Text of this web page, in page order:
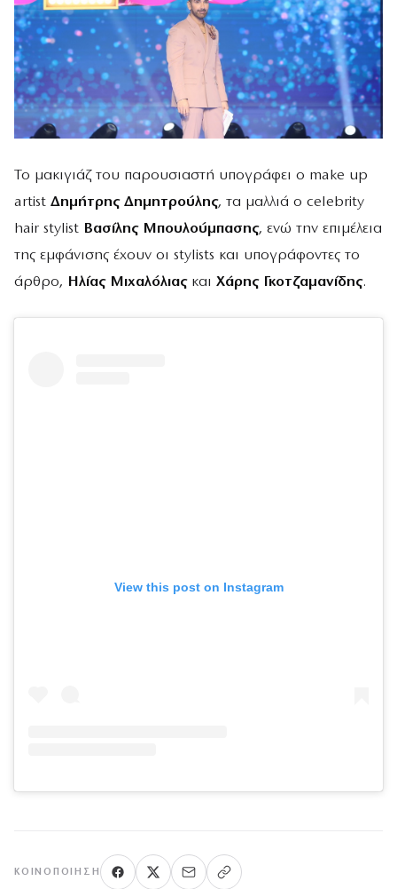
Το μακιγιάζ του παρουσιαστή υπογράφει ο make up
artist Δημήτρης Δημητρούλης, τα μαλλιά ο celebrity
hair stylist Βασίλης Μπουλούμπασης, ενώ την επιμέλεια
της εμφάνισης έχουν οι stylists και υπογράφοντες το
άρθρο, Ηλίας Μιχαλόλιαςκαι Χάρης Γκοτζαμανίδης.
View this post on Instagram
ΚΟΙΝΟΠΟΊΗΣΗ